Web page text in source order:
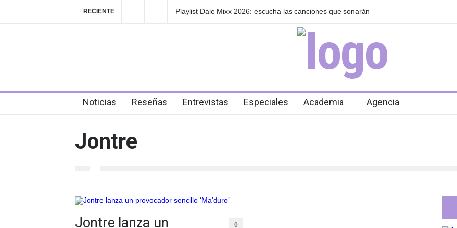
RECIENTE
Playlist Dale Mixx 2026: escucha las canciones que sonarán
GRLS anuncia su
Noticias Reseñas Entrevistas Especiales Academia Agencia
Jontre
Jontre lanza un
0